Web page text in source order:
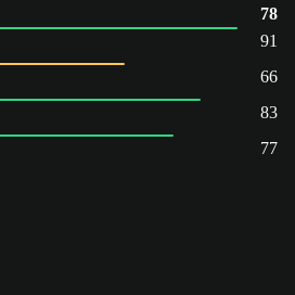
78
91
66
83
77